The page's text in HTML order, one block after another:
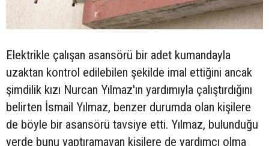
Elektrikle çalışan asansörü bir adet kumandayla
uzaktan kontrol edilebilen şekilde imal ettiğini ancak
şimdilik kızı Nurcan Yılmaz'ın yardımıyla çalıştırdığını
belirten İsmail Yılmaz, benzer durumda olan kişilere
de böyle bir asansörü tavsiye etti. Yılmaz, bulunduğu
yerde bunu yaptıramayan kişilere de yardımcı olma